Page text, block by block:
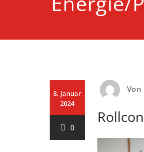
8. Januar
2024
0
Von